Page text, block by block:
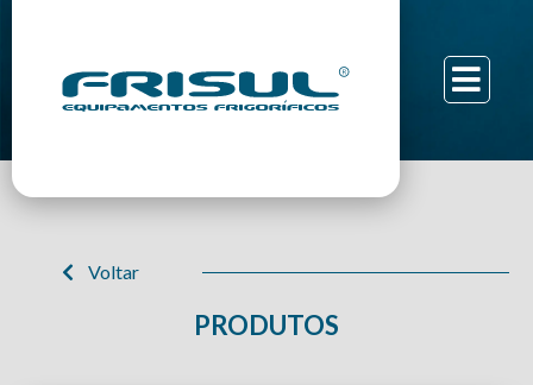
Voltar
PRODUTOS